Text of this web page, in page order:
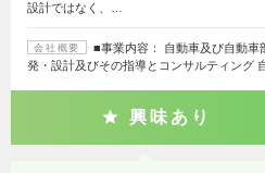
設計ではなく、…
会社概要
■事業内容： 自動車及び自動車
発・設計及びその指導とコンサルティング
興味あり